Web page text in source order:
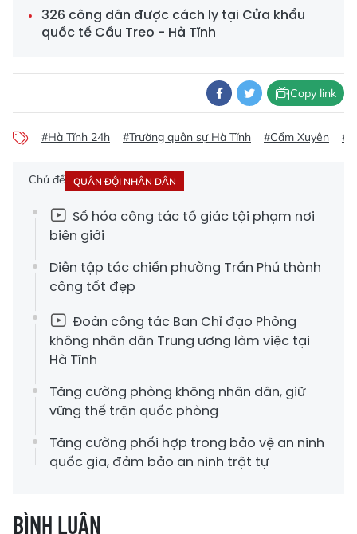
326 công dân được cách ly tại Cửa khẩu
quốc tế Cầu Treo - Hà Tĩnh
Copy link
#Hà Tĩnh 24h #Trường quân sự Hà Tĩnh #Cẩm Xuyên
Chủ đề QUÂN ĐỘI NHÂN DÂN
Số hóa công tác tố giác tội phạm nơi
biên giới
Diễn tập tác chiến phường Trần Phú thành
công tốt đẹp
Đoàn công tác Ban Chỉ đạo Phòng
không nhân dân Trung ương làm việc tại
Hà Tĩnh
Tăng cường phòng không nhân dân, giữ
vững thế trận quốc phòng
Tăng cường phối hợp trong bảo vệ an ninh
quốc gia, đảm bảo an ninh trật tự
BÌNH LUẬN